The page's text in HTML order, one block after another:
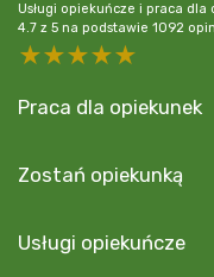
Usługi opiekuńcze i praca
4.7 z 5 na podstawie 1092
5 stars
4 stars
3 stars
2 stars
Praca dla opiekunek
Zostań opiekunką
Usługi opiekuńcze